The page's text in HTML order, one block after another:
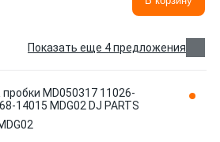
Показать еще 4 предложения
MD050317 11026-
14015 MDG02 DJ PARTS